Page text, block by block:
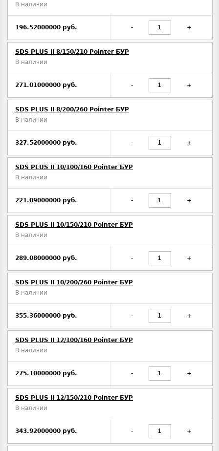
В наличии
196.52000000 руб. - +
SDS PLUS II 8/150/210 Pointer БУР
В наличии
271.01000000 руб. - +
SDS PLUS II 8/200/260 Pointer БУР
В наличии
327.52000000 руб. - +
SDS PLUS II 10/100/160 Pointer БУР
В наличии
221.09000000 руб. - +
SDS PLUS II 10/150/210 Pointer БУР
В наличии
289.08000000 руб. - +
SDS PLUS II 10/200/260 Pointer БУР
В наличии
355.36000000 руб. - +
SDS PLUS II 12/100/160 Pointer БУР
В наличии
275.10000000 руб. - +
SDS PLUS II 12/150/210 Pointer БУР
В наличии
343.92000000 руб. - +